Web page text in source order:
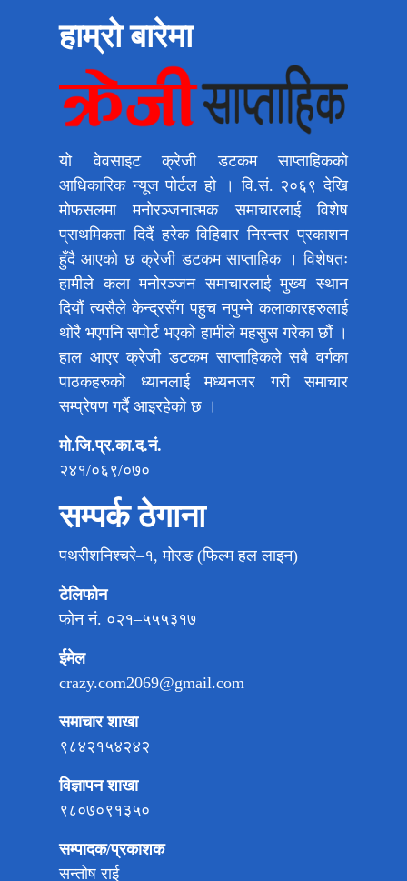
हाम्रो बारेमा
यो वेवसाइट क्रेजी डटकम साप्ताहिकको
आधिकारिक न्यूज पोर्टल हो । वि.सं. २०६९ देखि
मोफसलमा मनोरञ्जनात्मक समाचारलाई विशेष
प्राथमिकता दिदैं हरेक विहिबार निरन्तर प्रकाशन
हुँदै आएको छ क्रेजी डटकम साप्ताहिक । विशेषतः
हामीले कला मनोरञ्जन समाचारलाई मुख्य स्थान
दियौं त्यसैले केन्द्रसँग पहुच नपुग्ने कलाकारहरुलाई
थोरै भएपनि सपोर्ट भएको हामीले महसुस गरेका छौं ।
हाल आएर क्रेजी डटकम साप्ताहिकले सबै वर्गका
पाठकहरुको ध्यानलाई मध्यनजर गरी समाचार
सम्प्रेषण गर्दै आइरहेको छ ।
मो.जि.प्र.का.द.नं.
२४१/०६९/०७०
सम्पर्क ठेगाना
पथरीशनिश्चरे–१, मोरङ (फिल्म हल लाइन)
टेलिफोन
फोन नं. ०२१–५५५३१७
ईमेल
crazy.com2069@gmail.com
समाचार शाखा
९८४२१५४२४२
विज्ञापन शाखा
९८०७०९१३५०
सम्पादक/प्रकाशक
सन्तोष राई